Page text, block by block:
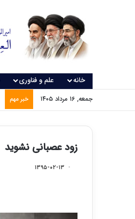
خانه علم و فناوری
جمعه, ۱۶ مرداد ۱۴۰۵ خبر مهم
زود عصبانی نشوید
۱۳۹۵-۰۲-۱۳